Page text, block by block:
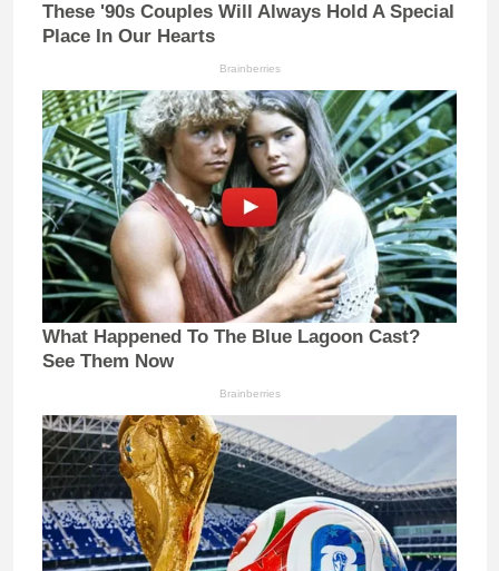
These '90s Couples Will Always Hold A Special
Place In Our Hearts
Brainberries
What Happened To The Blue Lagoon Cast?
See Them Now
Brainberries